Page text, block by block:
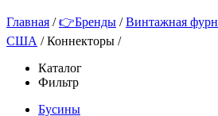
Главная /👉Бренды /Винтажная
США /Коннекторы /
Каталог
Фильтр
Бусины